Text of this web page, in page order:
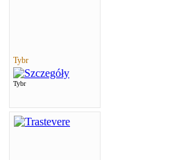
Tybr
Tybr